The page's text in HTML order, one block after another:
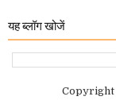
यह ब्लॉग खोजें
Copyright